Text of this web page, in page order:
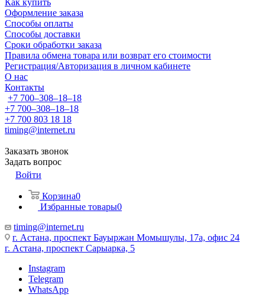
Как купить
Оформление заказа
Способы оплаты
Способы доставки
Сроки обработки заказа
Правила обмена товара или возврат его стоимости
Регистрация/Авторизация в личном кабинете
О нас
Контакты
+7 700‒308‒18‒18
+7 700‒308‒18‒18
+7 700 803 18 18
timing@internet.ru
Заказать звонок
Задать вопрос
Войти
Корзина0
Избранные товары0
timing@internet.ru
г. Астана, проспект Бауыржан Момышулы, 17а, офис 24
г. Астана, проспект Сарыарка, 5
Instagram
Telegram
WhatsApp